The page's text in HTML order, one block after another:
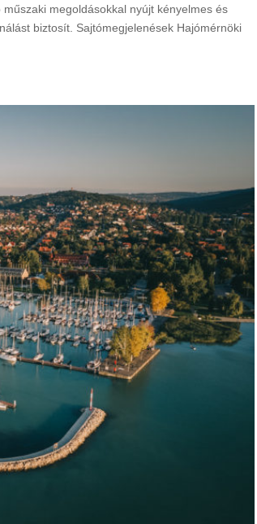
megoldásokkal nyújt kényelmes és
biztosít. Sajtómegjelenések Hajómérnöki